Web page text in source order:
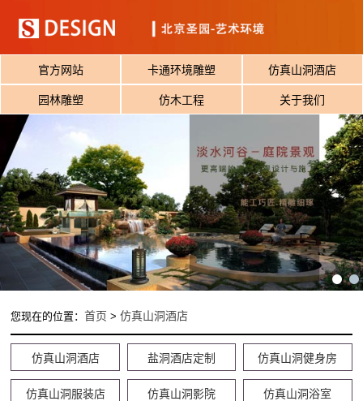
官方网站 卡通环境雕塑 仿真山洞酒店
园林雕塑 仿木工程 关于我们
您现在的位置：首页 >仿真山洞酒店
仿真山洞酒店 盐洞酒店定制 仿真山洞健身房
仿真山洞服装店 仿真山洞影院 仿真山洞浴室